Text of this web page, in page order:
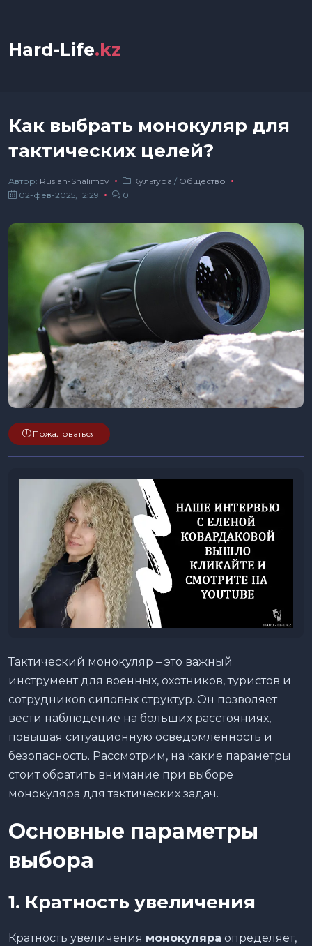
Hard-Life.kz
Как выбрать монокуляр для
тактических целей?
Автор: Ruslan-Shalimov Культура / Общество
02-фев-2025, 12:29
0
Пожаловаться
Тактический монокуляр – это важный
инструмент для военных, охотников, туристов и
сотрудников силовых структур. Он позволяет
вести наблюдение на больших расстояниях,
повышая ситуационную осведомленность и
безопасность. Рассмотрим, на какие параметры
стоит обратить внимание при выборе
монокуляра для тактических задач.
Основные параметры
выбора
1. Кратность увеличения
Кратность увеличения монокуляра определяет,